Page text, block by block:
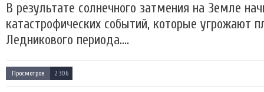
В результате солнечного затмения на Земле
катастрофических событий, которые угрожают
Ледникового периода....
Просмотров 2 306